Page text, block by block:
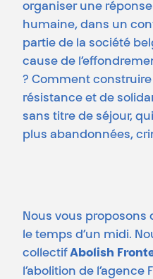
organiser une
humaine, dans un
partie de la société
cause de
? Comment
résistance et de
sans titre de séjour,
plus abandonnées,
Nous vous proposons
le temps d’un midi.
collectifAbolish
l’abolition de l’agence